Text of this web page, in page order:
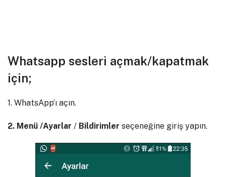
Whatsapp sesleri açmak/kapatmak
için;
1. WhatsApp’ı açın.
2. Menü /Ayarlar / Bildirimler seçeneğine giriş yapın.